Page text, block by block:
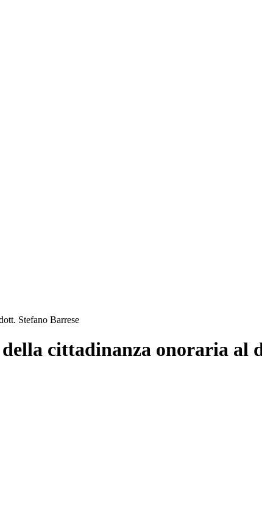
Stefano Barrese
cittadinanza onoraria al